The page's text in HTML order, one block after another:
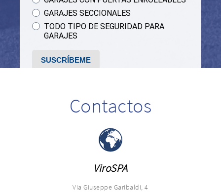
Contactos
ViroSPA
Via Giuseppe Garibaldi, 4